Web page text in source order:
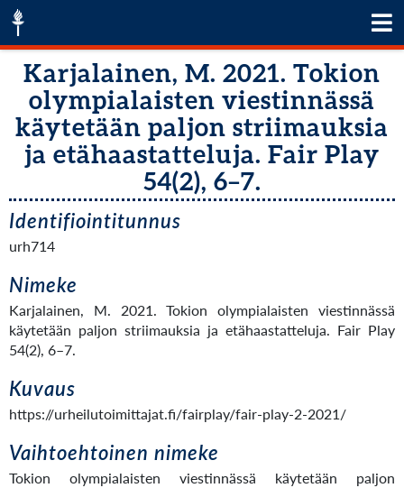
Karjalainen, M. 2021. Tokion
olympialaisten viestinnässä
käytetään paljon striimauksia
ja etähaastatteluja. Fair Play
54(2), 6–7.
Identifiointitunnus
urh714
Nimeke
Karjalainen, M. 2021. Tokion olympialaisten viestinnässä
käytetään paljon striimauksia ja etähaastatteluja. Fair Play
54(2), 6–7.
Kuvaus
https://urheilutoimittajat.fi/fairplay/fair-play-2-2021/
Vaihtoehtoinen nimeke
Tokion olympialaisten viestinnässä käytetään paljon